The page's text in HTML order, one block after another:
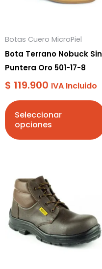
Botas Cuero MicroPiel
Bota Terrano Nobuck Sin
Puntera Oro 501-17-8
$ 119.900 IVA Incluido
Seleccionar
opciones
pueden
elegir
en
la
página
de
producto
producto
tiene
múltiples
variantes.